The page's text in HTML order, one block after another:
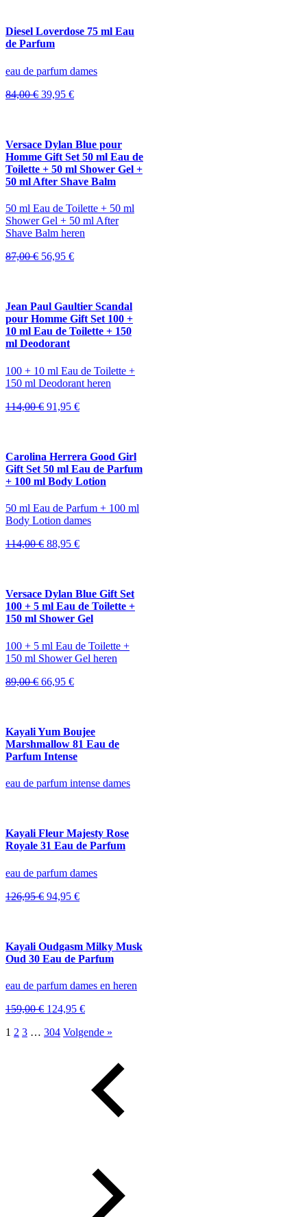
Diesel Loverdose 75 ml Eau
de Parfum
eau de parfum dames
84,00€ Oorspronkelijke
39,95 €Huidige
Versace Dylan Blue pour
Homme Gift Set 50 ml Eau de
Toilette + 50 ml Shower Gel +
50 ml After Shave Balm
50 ml Eau de Toilette + 50 ml
Shower Gel + 50 ml After
Shave Balm heren
87,00€ Oorspronkelijke
56,95 €Huidige
Jean Paul Gaultier Scandal
pour Homme Gift Set 100 +
10 ml Eau de Toilette + 150
ml Deodorant
100 + 10 ml Eau de Toilette +
150 ml Deodorant heren
114,00€ Oorspronkelijke
91,95 €Huidige
Carolina Herrera Good Girl
Gift Set 50 ml Eau de Parfum
+ 100 ml Body Lotion
50 ml Eau de Parfum + 100 ml
Body Lotion dames
114,00€ Oorspronkelijke
88,95 €Huidige
Versace Dylan Blue Gift Set
100 + 5 ml Eau de Toilette +
150 ml Shower Gel
100 + 5 ml Eau de Toilette +
150 ml Shower Gel heren
89,00€ Oorspronkelijke
66,95 €Huidige
Kayali Yum Boujee
Marshmallow 81 Eau de
Parfum Intense
eau de parfum intense dames
Kayali Fleur Majesty Rose
Royale 31 Eau de Parfum
eau de parfum dames
126,95€ Oorspronkelijke
94,95 €Huidige
Kayali Oudgasm Milky Musk
Oud 30 Eau de Parfum
eau de parfum dames en heren
159,00€ Oorspronkelijke
was:
124,95 €Huidige
is:
1 2 3 … 304 Volgende »